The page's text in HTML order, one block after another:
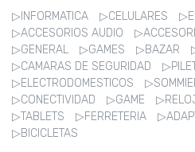
▷INFORMATICA ▷CELULARES
▷ACCESORIOS AUDIO
▷GENERAL
▷GAMES ▷BAZAR
▷CAMARAS DE SEGURIDAD
▷ELECTRODOMESTICOS
▷CONECTIVIDAD
▷GAME
▷TABLETS
▷FERRETERIA
▷BICICLETAS